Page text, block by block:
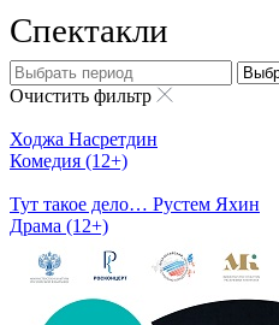
Спектакли
Очистить фильтр
Ходжа Насретдин
Комедия (12+)
Тут такое дело… Рустем Яхин
Драма (12+)